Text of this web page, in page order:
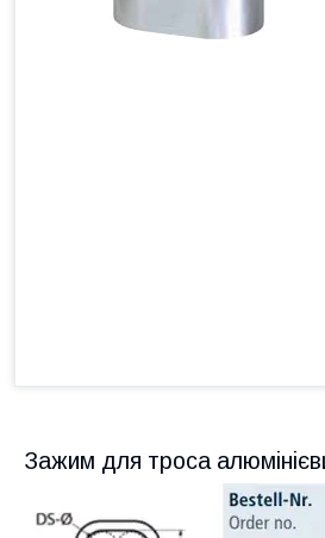
Зажим для троса